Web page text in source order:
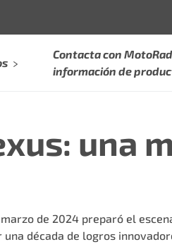
Contacta con
información de
una
de 2024 preparó el
década de logros